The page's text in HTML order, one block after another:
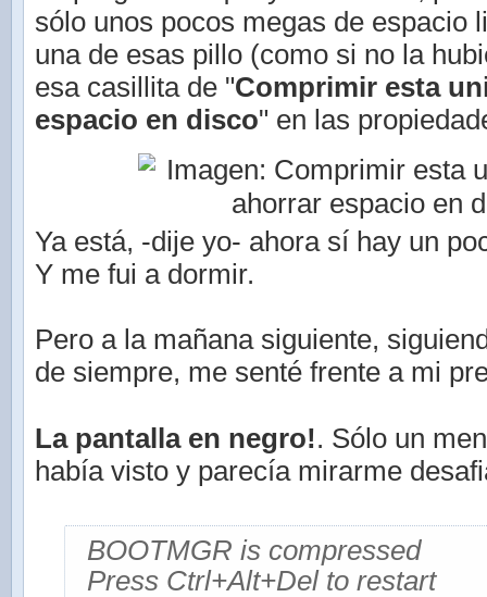
sólo unos pocos megas de espacio
una de esas pillo (como si no la
esa casillita de "Comprimir esta
espacio en disco" en las
Ya está, -dije yo- ahora sí hay un
Y me fui a dormir.
Pero a la mañana siguiente,
de siempre, me senté frente a mi
La pantalla en negro!. Sólo un
había visto y parecía mirarme
BOOTMGR is compressed
Press Ctrl+Alt+Del to restart